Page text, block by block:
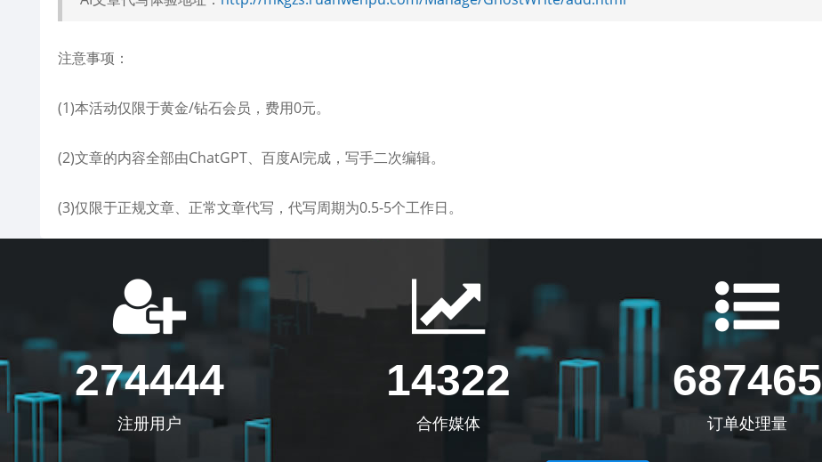
注意事项：
(1)本活动仅限于黄金/钻石会员，费用0元。
(2)文章的内容全部由ChatGPT、百度AI完成，写手二次编辑。
(3)仅限于正规文章、正常文章代写，代写周期为0.5-5个工作日。
274444
注册用户
14322
合作媒体
687465
订单处理量